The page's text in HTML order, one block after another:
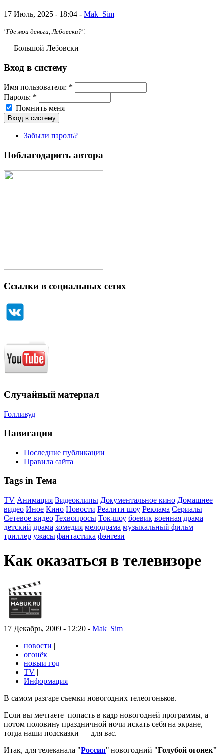
17 Июль, 2025 - 18:04 - Mak_Sim
"Где мои деньги, Лебовски?".
— Большой Лебовски
Вход в систему
Имя пoльзовaтeля: *
Пароль: *
Помнить меня
Забыли пароль?
Поблагодарить автора
Ссылки в социальных сетях
Случайный материал
Голливуд
Навигация
Последние публикации
Правила сайта
Tags in Тема
TV Анимация Видеоклипы Документальное кино Домашнее
видео Иное Кино Новости Реалити шоу Реклама Сериалы
Сетевое видео Техвопросы Ток-шоу боевик военная драма
детский драма комедия мелодрама музыкальный фильм
триллер ужасы фантастика фэнтези
Как оказаться в телевизоре
17 Декабрь, 2009 - 12:20 - Mak_Sim
новости |
огонёк |
новый год |
TV |
Информация
В самом разгаре съемки новогодних телеогоньков.
Если вы мечтаете попасть в кадр новогодней программы, а
потом половину праздничной ночи искать себя на экране,
тогда наши подсказки — для вас.
Итак, для телеканала "Россия" новогодний "Голубой огонек"